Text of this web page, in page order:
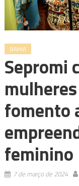
BAHIA
Sepromi
fomento
feminino
7 de março de 2024